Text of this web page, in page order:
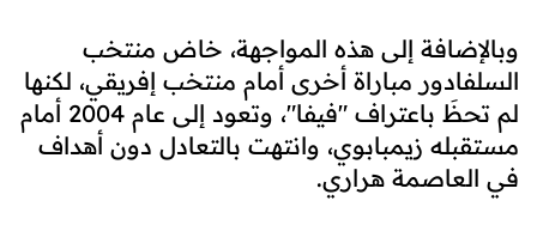
وبالإضافة إلى هذه المواجهة، خاض منتخب
السلفادور مباراة أخرى أمام منتخب إفريقي، لكنها
لم تحظَ باعتراف "فيفا"، وتعود إلى عام 2004 أمام
مستقبله زيمبابوي، وانتهت بالتعادل دون أهداف
في العاصمة هراري.